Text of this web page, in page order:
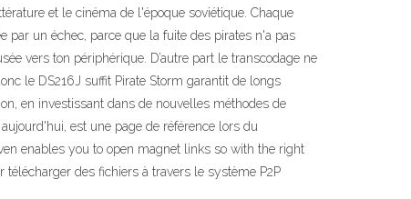
et le cinéma de l'époque soviétique. Chaque
par un échec, parce que la fuite des pirates n'a pas
vers ton périphérique. D’autre part le transcodage ne
le DS216J suffit Pirate Storm garantit de longs
en investissant dans de nouvelles méthodes de
est une page de référence lors du
enables you to open magnet links so with the right
des fichiers à travers le système P2P